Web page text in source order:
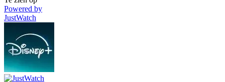
Powered by
JustWatch